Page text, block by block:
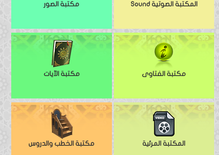
المكتبة الصوتية Sound مكتبة الصور
مكتبة الفتاوى مكتبة الآيات
المكتبة المرئية مكتبة الخطب والدروس